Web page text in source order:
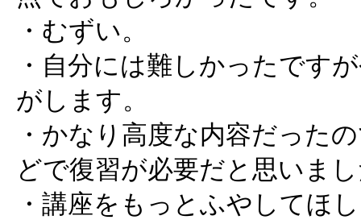
・むずい。
・自分には難しかったです
がします。
・かなり高度な内容だった
どで復習が必要だと思いま
・講座をもっとふやしてほ